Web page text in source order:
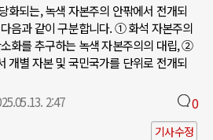
화되는, 녹색 자본주의 안팎에서 전개되
음과 같이 구분합니다. ① 화석 자본주의
화를 추구하는 녹색 자본주의의 대립, ②
개별 자본 및 국민국가를 단위로 전개되
2:47 0
기사수정